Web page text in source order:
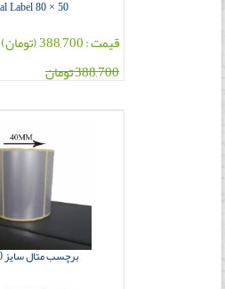
Label 80 × 50
قیمت : 388,700 (تومان)
388,700 تومان
برچسب متال سایز 40 × 75